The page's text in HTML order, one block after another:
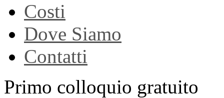
Costi
Dove Siamo
Contatti
Primo colloquio gratuito